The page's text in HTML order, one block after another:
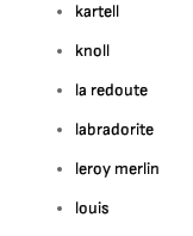
kartell
knoll
la redoute
labradorite
leroy merlin
louis